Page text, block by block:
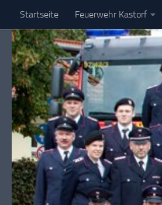
Zum Inhalt springen
Startseite Feuerwehr Kastorf